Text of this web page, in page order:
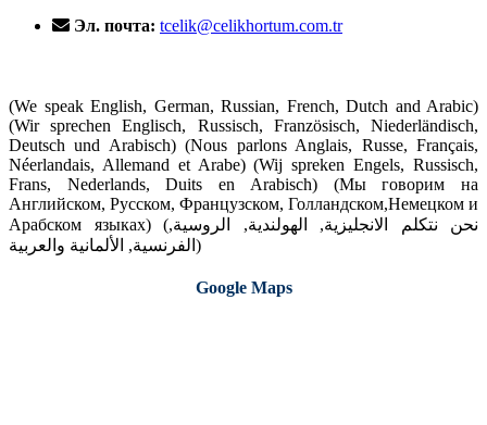
Эл. почта: tcelik@celikhortum.com.tr
(We speak English, German, Russian, French, Dutch and Arabic)
(Wir sprechen Englisch, Russisch, Französisch, Niederländisch,
Deutsch und Arabisch) (Nous parlons Anglais, Russe, Français,
Néerlandais, Allemand et Arabe) (Wij spreken Engels, Russisch,
Frans, Nederlands, Duits en Arabisch) (Мы говорим на
Английском, Русском, Французском, Голландском,Немецком и
Арабском языках) (نحن نتكلم الانجليزية, الهولندية, الروسية,
الفرنسية, الألمانية والعربية)
Google Maps